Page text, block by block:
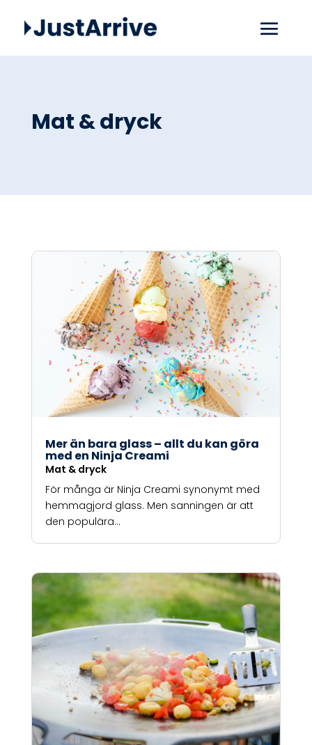
Mat & dryck
Mer än bara glass – allt du kan göra
med en Ninja Creami
Mat & dryck
För många är Ninja Creami synonymt med
hemmagjord glass. Men sanningen är att
den populära...